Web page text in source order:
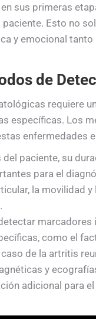
sus primeras
Esto no
y emocional
de
requiere
específicas. Los
enfermedades
paciente, su
para el
la movilidad
como el
de la artritis
y
adicional para